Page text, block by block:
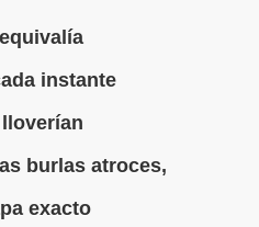
instante
burlas atroces,
exacto
Herruzo)
Herruzo)